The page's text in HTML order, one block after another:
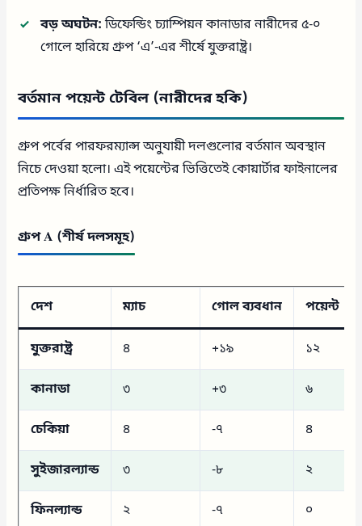
বড় অঘটন:ডিফেন্ডিং চ্যাম্পিয়ন কানাডার নারীদের ৫-০
গোলে হারিয়ে গ্রুপ ‘এ’-এর শীর্ষে যুক্তরাষ্ট্র।
বর্তমান পয়েন্ট টেবিল (নারীদের হকি)
গ্রুপ পর্বের পারফরম্যান্স অনুযায়ী দলগুলোর বর্তমান অবস্থান
নিচে দেওয়া হলো। এই পয়েন্টের ভিত্তিতেই কোয়ার্টার ফাইনালের
প্রতিপক্ষ নির্ধারিত হবে।
গ্রুপ A (শীর্ষ দলসমূহ)
দেশ ম্যাচ গোল ব্যবধান পয়েন্ট
যুক্তরাষ্ট্র ৪ +১৯ ১২
কানাডা ৩ +৩ ৬
চেকিয়া ৪ -৭ ৪
সুইজারল্যান্ড ৩ -৮ ২
ফিনল্যান্ড ২ -৭ ০